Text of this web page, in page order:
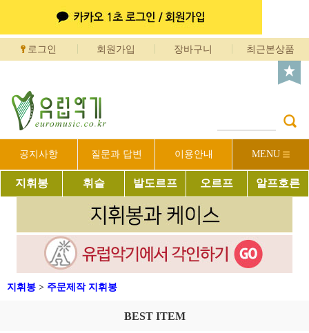
로그인 회원가입 장바구니 최근본상품
공지사항 질문과 답변 이용안내 MENU
지휘봉 휘슬 발도르프 오르프 알프호른
지휘봉 > 주문제작 지휘봉
BEST ITEM